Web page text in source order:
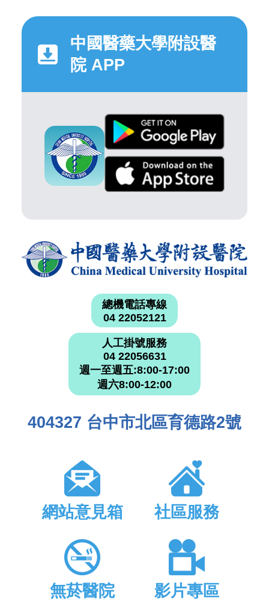
中國醫藥大學附設醫
院 APP
總機電話專線
04 22052121
人工掛號服務
04 22056631
週一至週五:8:00-17:00
週六8:00-12:00
404327 台中市北區育德路2號
網站意見箱 社區服務
無菸醫院 影片專區